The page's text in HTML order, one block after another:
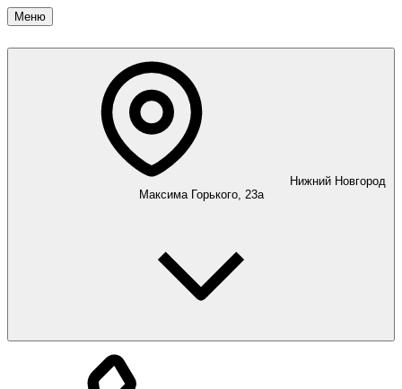
Меню
Нижний Новгород
Максима Горького, 23а